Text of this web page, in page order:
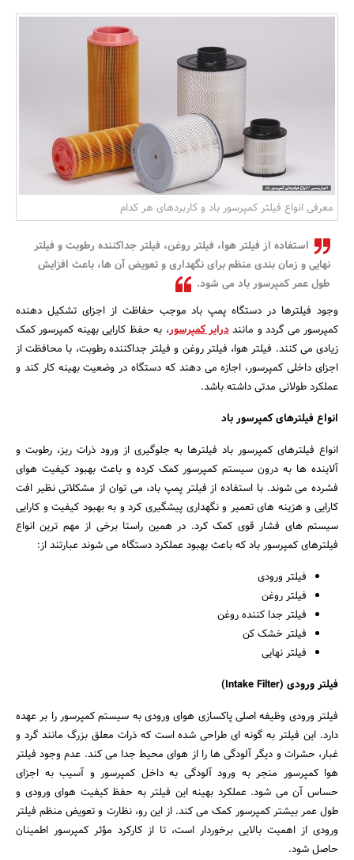
بانک، بیمه و سرمایه
مسکن و ساختمان
جستجو
معرفی انواع فیلتر کمپرسور باد و کاربردهای هر کدام
استفاده از فیلتر هوا، فیلتر روغن، فیلتر جداکننده رطوبت و فیلتر
نهایی و زمان بندی منظم برای نگهداری و تعویض آن ها، باعث افزایش
طول عمر کمپرسور باد می شود.
وجود فیلترها در دستگاه پمپ باد موجب حفاظت از اجزای تشکیل دهنده
کمپرسور می گردد و ماننددرایر کمپرسور، به حفظ کارایی بهینه کمپرسور کمک
زیادی می کنند. فیلتر هوا، فیلتر روغن و فیلتر جداکننده رطوبت، با محافظت از
اجزای داخلی کمپرسور، اجازه می دهند که دستگاه در وضعیت بهینه کار کند و
عملکرد طولانی مدتی داشته باشد.
انواع فیلترهای کمپرسور باد
انواع فیلترهای کمپرسور باد فیلترها به جلوگیری از ورود ذرات ریز، رطوبت و
آلاینده ها به درون سیستم کمپرسور کمک کرده و باعث بهبود کیفیت هوای
فشرده می شوند. با استفاده از فیلتر پمپ باد، می توان از مشکلاتی نظیر افت
کارایی و هزینه های تعمیر و نگهداری پیشگیری کرد و به بهبود کیفیت و کارایی
سیستم های فشار قوی کمک کرد. در همین راستا برخی از مهم ترین انواع
فیلترهای کمپرسور باد که باعث بهبود عملکرد دستگاه می شوند عبارتند از:
فیلتر ورودی
فیلتر روغن
فیلتر جدا کننده روغن
فیلتر خشک کن
فیلتر نهایی
فیلتر ورودی (Intake Filter)
فیلتر ورودی وظیفه اصلی پاکسازی هوای ورودی به سیستم کمپرسور را بر عهده
دارد. این فیلتر به گونه ای طراحی شده است که ذرات معلق بزرگ مانند گرد و
غبار، حشرات و دیگر آلودگی ها را از هوای محیط جدا می کند. عدم وجود فیلتر
هوا کمپرسور منجر به ورود آلودگی به داخل کمپرسور و آسیب به اجزای
حساس آن می شود. عملکرد بهینه این فیلتر به حفظ کیفیت هوای ورودی و
طول عمر بیشتر کمپرسور کمک می کند. از این رو، نظارت و تعویض منظم فیلتر
ورودی از اهمیت بالایی برخوردار است، تا از کارکرد مؤثر کمپرسور اطمینان
حاصل شود.